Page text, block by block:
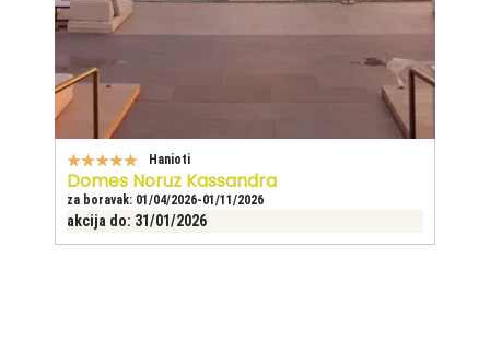
★★★★★ Hanioti
Domes Noruz Kassandra
za boravak: 01/04/2026-01/11/2026
akcija do: 31/01/2026